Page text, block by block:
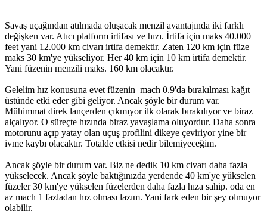
Savaş uçağından atılmada oluşacak menzil avantajında iki farklı
değişken var. Atıcı platform irtifası ve hızı. İrtifa için maks 40.000
feet yani 12.000 km civarı irtifa demektir. Zaten 120 km için füze
maks 30 km'ye yükseliyor. Her 40 km için 10 km irtifa demektir.
Yani füzenin menzili maks. 160 km olacaktır.
Gelelim hız konusuna evet füzenin mach 0.9'da bırakılması kağıt
üstünde etki eder gibi geliyor. Ancak şöyle bir durum var.
Mühimmat direk lançerden çıkmıyor ilk olarak bırakılıyor ve biraz
alçalıyor. O süreçte hızında biraz yavaşlama oluyordur. Daha sonra
motorunu açıp yatay olan uçuş profilini dikeye çeviriyor yine bir
ivme kaybı olacaktır. Totalde etkisi nedir bilemiyeceğim.
Ancak şöyle bir durum var. Biz ne dedik 10 km civarı daha fazla
yükselecek. Ancak şöyle baktığınızda yerdende 40 km'ye yükselen
füzeler 30 km'ye yükselen füzelerden daha fazla hıza sahip. oda en
az mach 1 fazladan hız olması lazım. Yani fark eden bir şey olmuyor
olabilir.